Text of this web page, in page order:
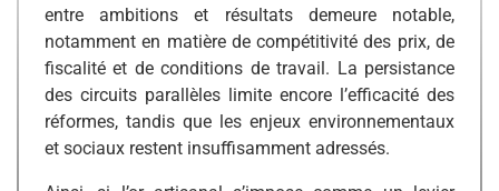
entre ambitions et résultats demeure notable,
notamment en matière de compétitivité des prix, de
fiscalité et de conditions de travail. La persistance
des circuits parallèles limite encore l’efficacité des
réformes, tandis que les enjeux environnementaux
et sociaux restent insuffisamment adressés.